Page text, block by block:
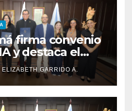
firma convenio
y destaca el
estudiantes
ELIZABETH GARRIDO A.